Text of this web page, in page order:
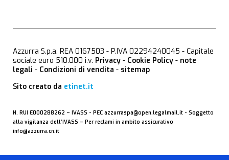
Azzurra S.p.a. REA 0167503 - P.IVA 02294240045 - Capitale
sociale euro 510.000 i.v. Privacy - Cookie Policy - note
legali - Condizioni di vendita - sitemap
Sito creato da etinet.it
N. RUI E000288262 – IVASS - PEC azzurraspa@open.legalmail.it - Soggetto
alla vigilanza dell’IVASS – Per reclami in ambito assicurativo
info@azzurra.cn.it